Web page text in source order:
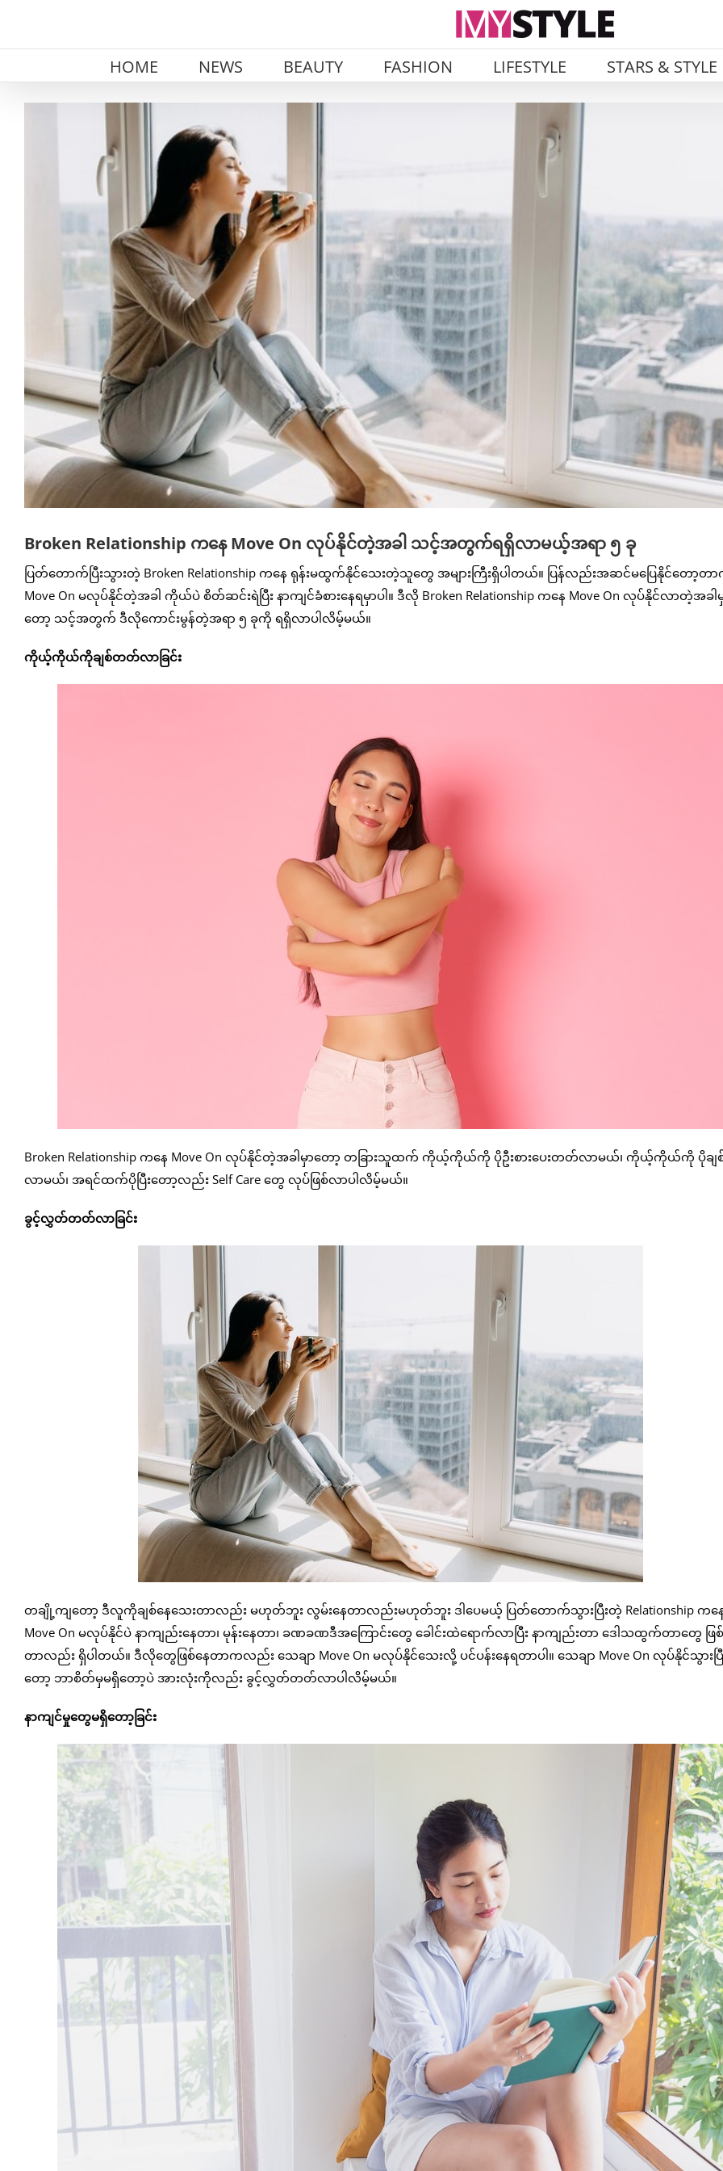
HOME NEWS BEAUTY FASHION LIFESTYLE STARS & STYLE
Broken Relationship ကနေ Move On လုပ်နိုင်တဲ့အခါ သင့်အတွက်ရရှိလာမယ့်အရာ ၅ ခု
ပြတ်တောက်ပြီးသွားတဲ့ Broken Relationship ကနေ ရုန်းမထွက်နိုင်သေးတဲ့သူတွေ အများကြီးရှိပါတယ်။ ပြန်လည်းအဆင်မပြေနိုင်တော့တ
Move On မလုပ်နိုင်တဲ့အခါ ကိုယ်ပဲ စိတ်ဆင်းရဲပြီး နာကျင်ခံစားနေရမှာပါ။ ဒီလို Broken Relationship ကနေ Move On လုပ်နိုင်လာတဲ့အခါ
တော့ သင့်အတွက် ဒီလိုကောင်းမွန်တဲ့အရာ ၅ ခုကို ရရှိလာပါလိမ့်မယ်။
ကိုယ့်ကိုယ်ကိုချစ်တတ်လာခြင်း
Broken Relationship ကနေ Move On လုပ်နိုင်တဲ့အခါမှာတော့ တခြားသူထက် ကိုယ့်ကိုယ်ကို ပိုဦးစားပေးတတ်လာမယ်၊ ကိုယ့်ကိုယ်ကို ပိုခ
လာမယ်၊ အရင်ထက်ပိုပြီးတော့လည်း Self Care တွေ လုပ်ဖြစ်လာပါလိမ့်မယ်။
ခွင့်လွှတ်တတ်လာခြင်း
တချို့ကျတော့ ဒီလူကိုချစ်နေသေးတာလည်း မဟုတ်ဘူး လွမ်းနေတာလည်းမဟုတ်ဘူး ဒါပေမယ့် ပြတ်တောက်သွားပြီးတဲ့ Relationship ကန
Move On မလုပ်နိုင်ပဲ နာကျည်းနေတာ၊ မုန်းနေတာ၊ ခဏခဏဒီအကြောင်းတွေ ခေါင်းထဲရောက်လာပြီး နာကျည်းတာ ဒေါသထွက်တာတွေ ဖြ
တာလည်း ရှိပါတယ်။ ဒီလိုတွေဖြစ်နေတာကလည်း သေချာ Move On မလုပ်နိုင်သေးလို့ ပင်ပန်းနေရတာပါ။ သေချာ Move On လုပ်နိုင်သွား
တော့ ဘာစိတ်မှမရှိတော့ပဲ အားလုံးကိုလည်း ခွင့်လွှတ်တတ်လာပါလိမ့်မယ်။
နာကျင်မှုတွေမရှိတော့ခြင်း